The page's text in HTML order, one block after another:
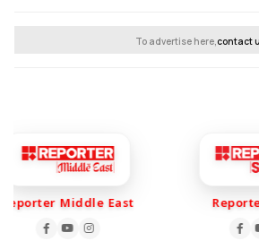
To advertise here,contact
Middle East